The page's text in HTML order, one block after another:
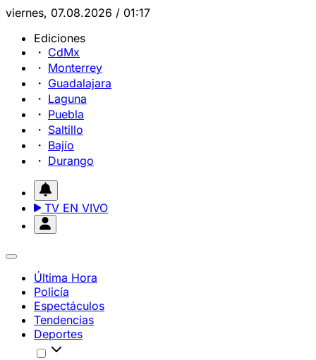
viernes, 07.08.2026 / 01:17
Ediciones
CdMx
Monterrey
Guadalajara
Laguna
Puebla
Saltillo
Bajío
Durango
TV EN VIVO
Última Hora
Policía
Espectáculos
Tendencias
Deportes